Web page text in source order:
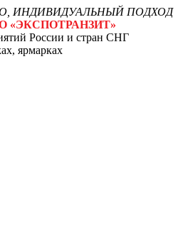
ИНДИВИДУАЛЬНЫЙ ПОДХОД
«ЭКСПОТРАНЗИТ»
России и стран СНГ
ярмарках